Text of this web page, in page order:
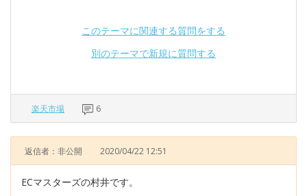
このテーマに関連する質問をする
別のテーマで新規に質問する
楽天市場 6
返信者：非公開 2020/04/22 12:51
ECマスターズの村井です。